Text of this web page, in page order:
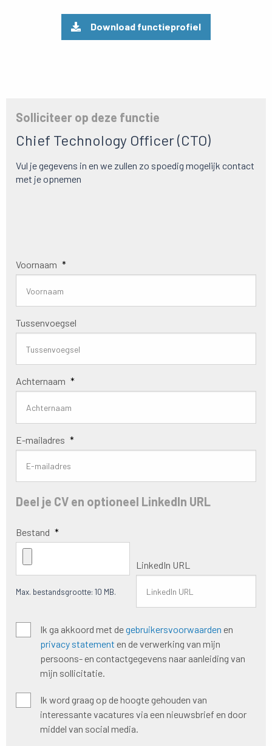
Download functieprofiel
Solliciteer op deze functie
Chief Technology Officer (CTO)
Vul je gegevens in en we zullen zo spoedig mogelijk contact
met je opnemen
Voornaam *
Tussenvoegsel
Achternaam *
E-mailadres *
Deel je CV en optioneel LinkedIn URL
Bestand *
Max. bestandsgrootte: 10 MB.
LinkedIn URL
Algemene
voorwaarden
Ik ga akkoord met degebruikersvoorwaarden en
privacy statement en de verwerking van mijn
persoons- en contactgegevens naar aanleiding van
mijn sollicitatie.
Hoogte
houden
nieuwsbrief
Ik word graag op de hoogte gehouden van
interessante vacatures via een nieuwsbrief en door
middel van social media.